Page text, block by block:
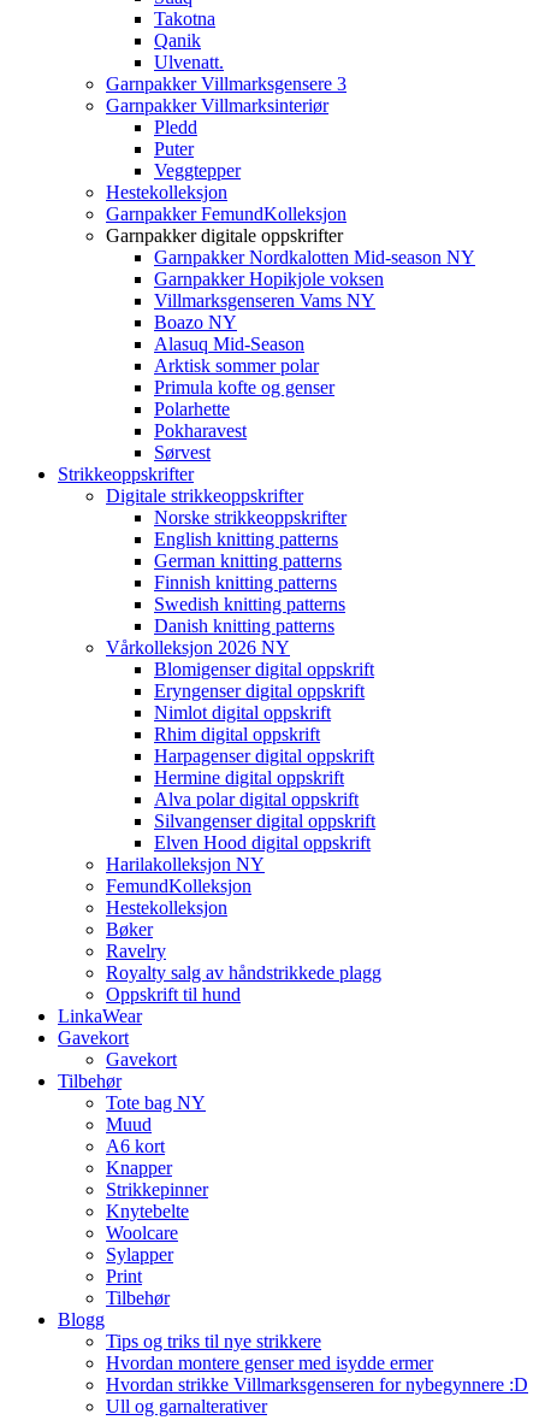
Takotna
Qanik
Ulvenatt.
Garnpakker Villmarksgensere 3
Garnpakker Villmarksinteriør
Pledd
Puter
Veggtepper
Hestekolleksjon
Garnpakker FemundKolleksjon
Garnpakker digitale oppskrifter
Garnpakker Nordkalotten Mid-season NY
Garnpakker Hopikjole voksen
Villmarksgenseren Vams NY
Boazo NY
Alasuq Mid-Season
Arktisk sommer polar
Primula kofte og genser
Polarhette
Pokharavest
Sørvest
Strikkeoppskrifter
Digitale strikkeoppskrifter
Norske strikkeoppskrifter
English knitting patterns
German knitting patterns
Finnish knitting patterns
Swedish knitting patterns
Danish knitting patterns
Vårkolleksjon 2026 NY
Blomigenser digital oppskrift
Eryngenser digital oppskrift
Nimlot digital oppskrift
Rhim digital oppskrift
Harpagenser digital oppskrift
Hermine digital oppskrift
Alva polar digital oppskrift
Silvangenser digital oppskrift
Elven Hood digital oppskrift
Harilakolleksjon NY
FemundKolleksjon
Hestekolleksjon
Bøker
Ravelry
Royalty salg av håndstrikkede plagg
Oppskrift til hund
LinkaWear
Gavekort
Gavekort
Tilbehør
Tote bag NY
Muud
A6 kort
Knapper
Strikkepinner
Knytebelte
Woolcare
Sylapper
Print
Tilbehør
Blogg
Tips og triks til nye strikkere
Hvordan montere genser med isydde ermer
Hvordan strikke Villmarksgenseren for nybegynnere :D
Ull og garnalterativer